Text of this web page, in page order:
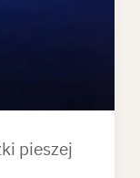
SKLEP
POBRANIA
pieszej